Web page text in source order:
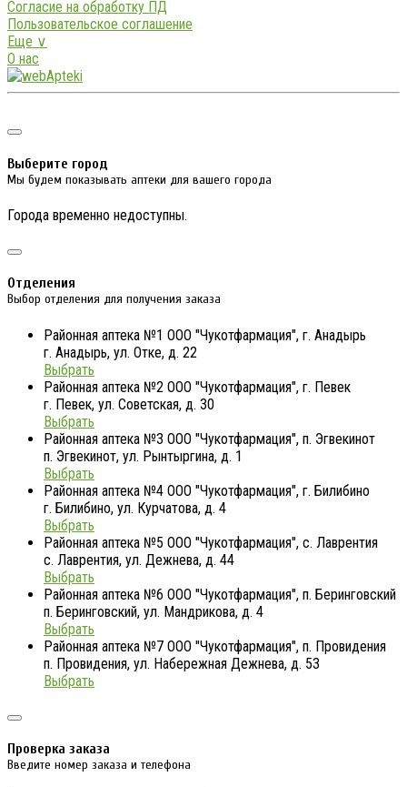
Согласие на обработку ПД
Пользовательское соглашение
Еще ∨
О нас
Выберите город
Мы будем показывать аптеки для вашего города
Города временно недоступны.
Отделения
Выбор отделения для получения заказа
Районная аптека №1 ООО "Чукотфармация", г. Анадырь
г. Анадырь, ул. Отке, д. 22
Выбрать
Районная аптека №2 ООО "Чукотфармация", г. Певек
г. Певек, ул. Советская, д. 30
Выбрать
Районная аптека №3 ООО "Чукотфармация", п. Эгвекинот
п. Эгвекинот, ул. Рынтыргина, д. 1
Выбрать
Районная аптека №4 ООО "Чукотфармация", г. Билибино
г. Билибино, ул. Курчатова, д. 4
Выбрать
Районная аптека №5 ООО "Чукотфармация", с. Лаврентия
с. Лаврентия, ул. Дежнева, д. 44
Выбрать
Районная аптека №6 ООО "Чукотфармация", п. Беринговский
п. Беринговский, ул. Мандрикова, д. 4
Выбрать
Районная аптека №7 ООО "Чукотфармация", п. Провидения
п. Провидения, ул. Набережная Дежнева, д. 53
Выбрать
Проверка заказа
Введите номер заказа и телефона